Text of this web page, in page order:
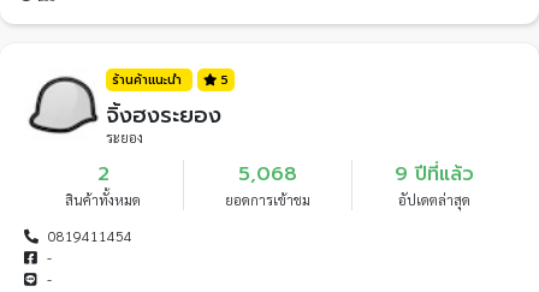
ร้านค้าแนะนำ 5
จิ้งฮงระยอง
ระยอง
2
สินค้าทั้งหมด
5,068
ยอดการเข้าชม
9 ปีที่แล้ว
อัปเดตล่าสุด
0819411454
-
-